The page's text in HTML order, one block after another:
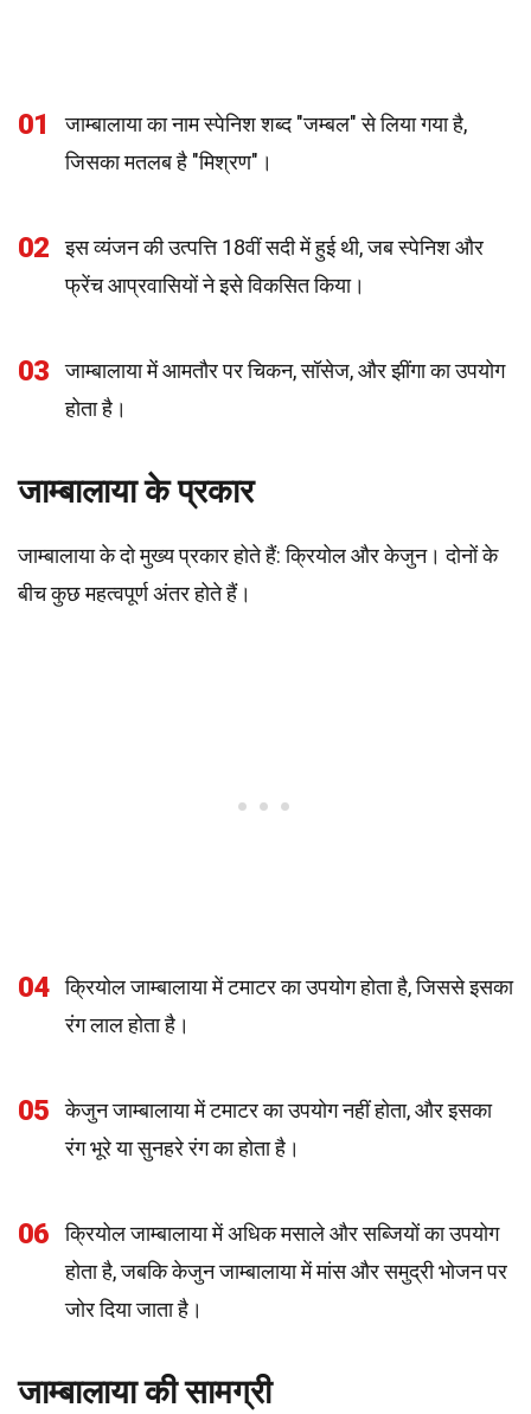
01
जाम्बालाया का नाम स्पेनिश शब्द "जम्बल" से लिया गया है,
जिसका मतलब है "मिश्रण"।
02
इस व्यंजन की उत्पत्ति 18वीं सदी में हुई थी, जब स्पेनिश और
फ्रेंच आप्रवासियों ने इसे विकसित किया।
03
जाम्बालाया में आमतौर पर चिकन, सॉसेज, और झींगा का उपयोग
होता है।
जाम्बालाया के प्रकार
जाम्बालाया के दो मुख्य प्रकार होते हैं: क्रियोल और केजुन। दोनों के
बीच कुछ महत्वपूर्ण अंतर होते हैं।
04
क्रियोल जाम्बालाया में टमाटर का उपयोग होता है, जिससे इसका
रंग लाल होता है।
05
केजुन जाम्बालाया में टमाटर का उपयोग नहीं होता, और इसका
रंग भूरे या सुनहरे रंग का होता है।
06
क्रियोल जाम्बालाया में अधिक मसाले और सब्जियों का उपयोग
होता है, जबकि केजुन जाम्बालाया में मांस और समुद्री भोजन पर
जोर दिया जाता है।
जाम्बालाया की सामग्री